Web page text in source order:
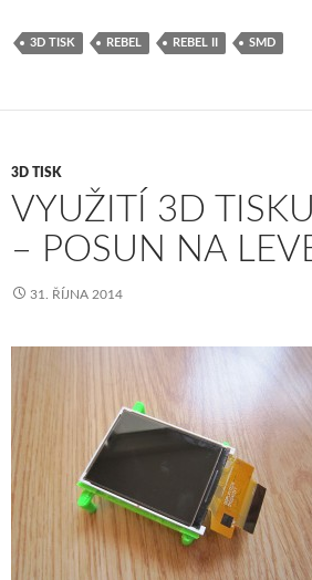
3D TISK REBEL REBEL II SMD
3D TISK
VYUŽITÍ 3D
– POSUN NA
31. ŘÍJNA 2014